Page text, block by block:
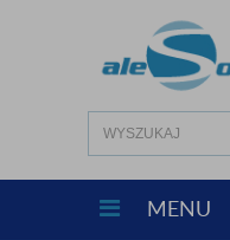
MENU